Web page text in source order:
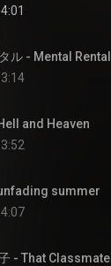
4:01
ル - Mental Rental
3:14
and Heaven
3:52
summer
4:07
- That Classmate